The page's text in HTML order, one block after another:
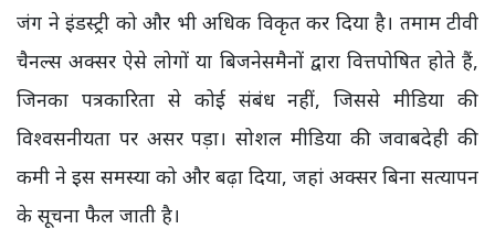
जंग ने इंडस्ट्री को और भी अधिक विकृत कर दिया है। तमाम टीवी
चैनल्स अक्सर ऐसे लोगों या बिजनेसमैनों द्वारा वित्तपोषित होते हैं,
जिनका पत्रकारिता से कोई संबंध नहीं, जिससे मीडिया की
विश्वसनीयता पर असर पड़ा। सोशल मीडिया की जवाबदेही की
कमी ने इस समस्या को और बढ़ा दिया, जहां अक्सर बिना सत्यापन
के सूचना फैल जाती है।